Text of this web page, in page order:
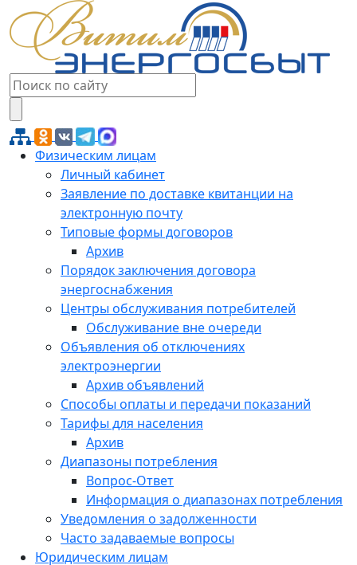
Физическим лицам
Личный кабинет
Заявление по доставке квитанции на
электронную почту
Типовые формы договоров
Архив
Порядок заключения договора
энергоснабжения
Центры обслуживания потребителей
Обслуживание вне очереди
Объявления об отключениях
электроэнергии
Архив объявлений
Способы оплаты и передачи показаний
Тарифы для населения
Архив
Диапазоны потребления
Вопрос-Ответ
Информация о диапазонах потребления
Уведомления о задолженности
Часто задаваемые вопросы
Юридическим лицам